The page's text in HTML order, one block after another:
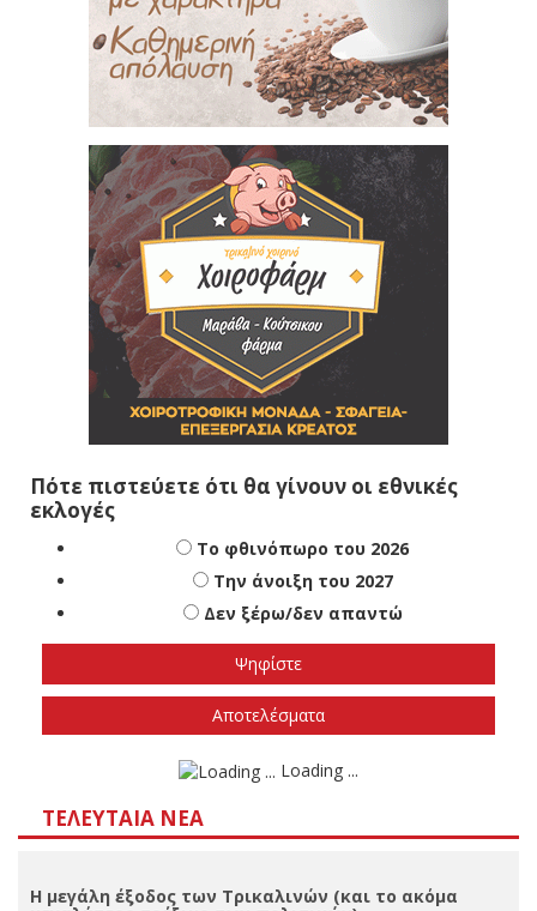
Πότε πιστεύετε ότι θα γίνουν οι εθνικές
εκλογές
Το φθινόπωρο του 2026
Την άνοιξη του 2027
Δεν ξέρω/δεν απαντώ